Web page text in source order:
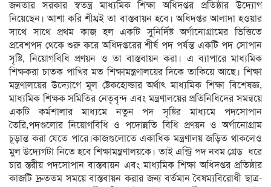
জনতার সরকার স্বতন্ত্র মাধ্যমিক শিক্ষা অধিদপ্তর প্রতিষ্ঠার উদ্যোগ
নিয়েছেন। আশা করি শীঘ্রই তা বাস্তবায়ন হবে। অধিদপ্তর আলাদা হওয়ার
সাথে সাথে প্রথম কাজ হল একটি সুনির্দিষ্ট অর্গানোগ্রামের ভিত্তিতে
প্রবেশপদ থেকে শুরু করে অধিদপ্তরের শীর্ষ পদ পর্যন্ত একটি পদ সোপান
সৃষ্টি, নিয়োগবিধি প্রণয়ন ও তা বাস্তবায়ন করা। এ ব্যাপারে মাধ্যমিক
শিক্ষকরা চাতক পাখির মত শিক্ষামন্ত্রণালয়ের দিকে তাকিয়ে আছে। শিক্ষা
মন্ত্রণালয়ের উদ্যোগে মূল ষ্টেকহোল্ডার অর্থাৎ মাধ্যমিক শিক্ষা বিশেষজ্ঞ,
মাধ্যমিক শিক্ষক সমিতির নেতৃবৃন্দ এবং মন্ত্রণালয়ের প্রতিনিধিদের সমন্বয়ে
একটি কর্মশালার মাধ্যমে নতুন পদ সৃষ্টির মাধ্যমে পদসোপান
তৈরি,পদগুলোর নিয়োগবিধি ও পদোন্নতি বিধি প্রণয়ন ও অর্গানোগ্রাম
চূড়ান্ত করা যেতে পারে।কাজগুলোতে একাধিক মন্ত্রণালয় জড়িত থাকলেও
মুল উদ্যেগটা নিতে হবে শিক্ষামন্ত্রণালয়কে। তাই এন্ট্রি পদ নবম গ্রেড ধরে
চার স্তরীয় পদসোপান বাস্তবায়ন এবং মাধ্যমিক শিক্ষা অধিদপ্তর প্রতিষ্ঠার
কাজটি দ্রুততম সময়ে বাস্তবায়ন করার জন্য বর্তমান বৈষম্যবিরোধী ছাত্র-